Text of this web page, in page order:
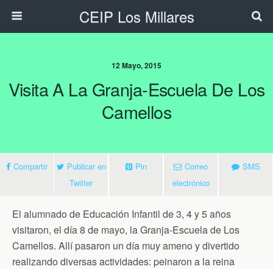
CEIP Los Millares
12 Mayo, 2015
Visita A La Granja-Escuela De Los
Camellos
Compartir
Publicar en
Twitter
Pin
Correo
electrónico
SMS
El alumnado de Educación Infantil de 3, 4 y 5 años
visitaron, el día 8 de mayo, la Granja-Escuela de Los
Camellos. Allí pasaron un día muy ameno y divertido
realizando diversas actividades: peinaron a la reina